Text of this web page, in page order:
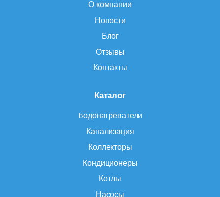
Каталог
Водонагреватели
Канализация
Коллекторы
Кондиционеры
Котлы
Насосы
О компании
Новости
Блог
Отзывы
Контакты